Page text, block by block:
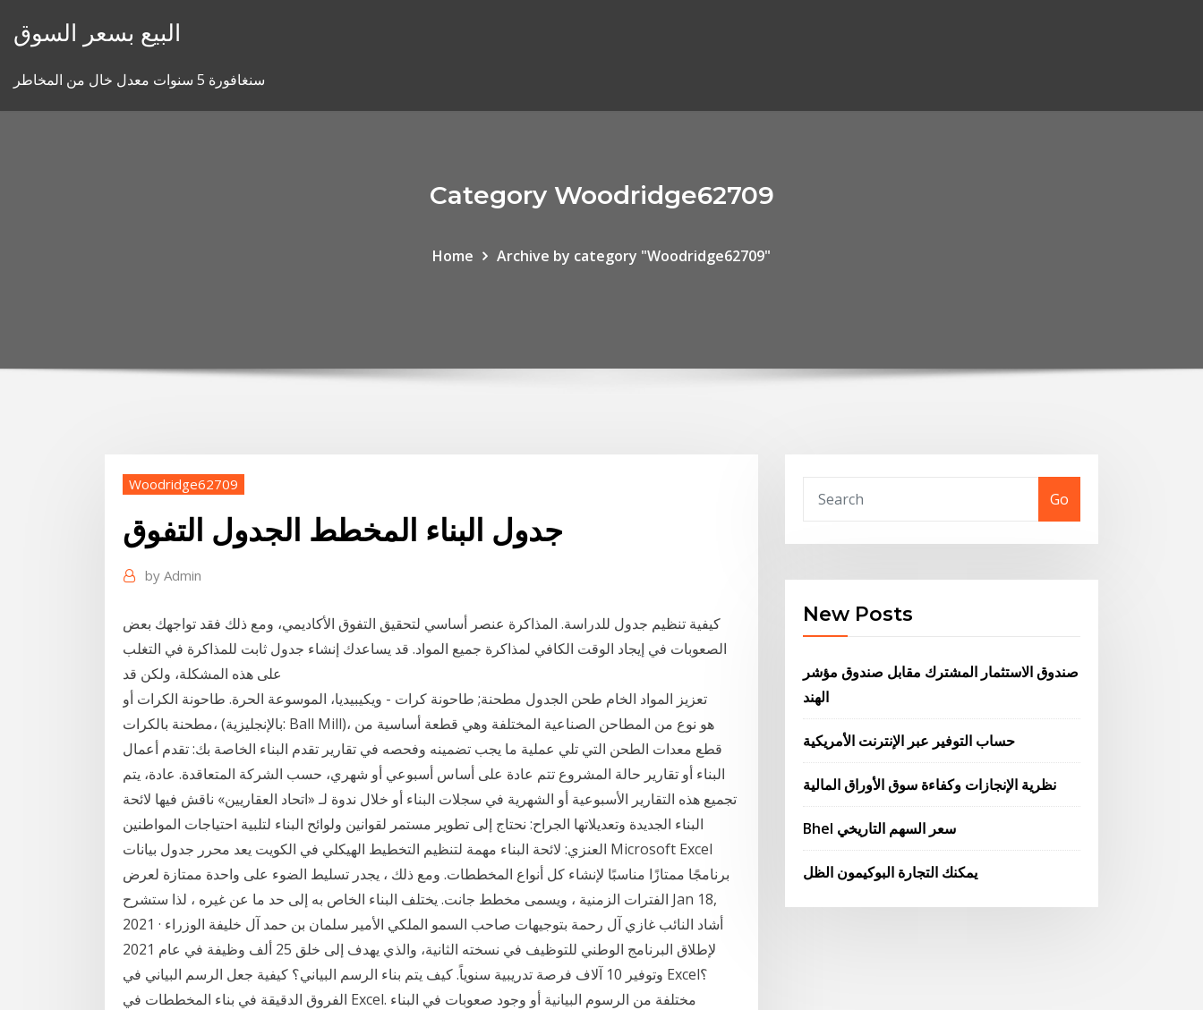
البيع بسعر السوق
سنغافورة 5 سنوات معدل خال من المخاطر
Category Woodridge62709
Home Archive by category "Woodridge62709"
Woodridge62709
جدول البناء المخطط الجدول التفوق
by Admin
كيفية تنظيم جدول للدراسة. المذاكرة عنصر أساسي لتحقيق التفوق الأكاديمي، ومع ذلك فقد تواجهك بعض
الصعوبات في إيجاد الوقت الكافي لمذاكرة جميع المواد. قد يساعدك إنشاء جدول ثابت للمذاكرة في التغلب
على هذه المشكلة، ولكن قد
تعزيز المواد الخام طحن الجدول مطحنة; طاحونة كرات - ويكيبيديا، الموسوعة الحرة. طاحونة الكرات أو
مطحنة بالكرات، (بالإنجليزية: Ball Mill)، هو نوع من المطاحن الصناعية المختلفة وهي قطعة أساسية من
قطع معدات الطحن التي تلي عملية ما يجب تضمينه وفحصه في تقارير تقدم البناء الخاصة بك: تقدم أعمال
البناء أو تقارير حالة المشروع تتم عادة على أساس أسبوعي أو شهري، حسب الشركة المتعاقدة. عادة، يتم
تجميع هذه التقارير الأسبوعية أو الشهرية في سجلات البناء أو خلال ندوة لـ «اتحاد العقاريين» ناقش فيها لائحة
البناء الجديدة وتعديلاتها الجراح: نحتاج إلى تطوير مستمر لقوانين ولوائح البناء لتلبية احتياجات المواطنين
العنزي: لائحة البناء مهمة لتنظيم التخطيط الهيكلي في الكويت يعد محرر جدول بيانات Microsoft Excel
برنامجًا ممتازًا مناسبًا لإنشاء كل أنواع المخططات. ومع ذلك ، يجدر تسليط الضوء على واحدة ممتازة لعرض
الفترات الزمنية ، ويسمى مخطط جانت. يختلف البناء الخاص به إلى حد ما عن غيره ، لذا ستشرح Jan 18,
2021 · أشاد النائب غازي آل رحمة بتوجيهات صاحب السمو الملكي الأمير سلمان بن حمد آل خليفة الوزراء
لإطلاق البرنامج الوطني للتوظيف في نسخته الثانية، والذي يهدف إلى خلق 25 ألف وظيفة في عام 2021
وتوفير 10 آلاف فرصة تدريبية سنوياً. كيف يتم بناء الرسم البياني؟ كيفية جعل الرسم البياني في Excel؟
الفروق الدقيقة في بناء المخططات في Excel. مختلفة من الرسوم البيانية أو وجود صعوبات في البناء
Go
New Posts
صندوق الاستثمار المشترك مقابل صندوق مؤشر
الهند
حساب التوفير عبر الإنترنت الأمريكية
نظرية الإنجازات وكفاءة سوق الأوراق المالية
Bhel سعر السهم التاريخي
يمكنك التجارة البوكيمون الظل